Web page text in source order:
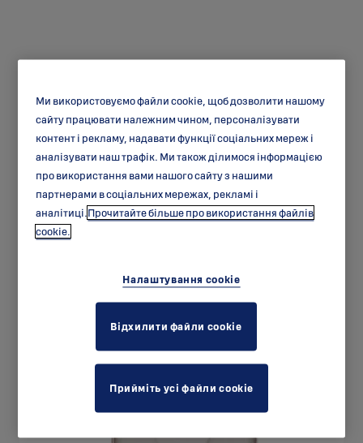
Віконні розетки АБЛОЙ
WF063 та WF153
Ми використовуємо файли cookie, щоб дозволити нашому
сайту працювати належним чином, персоналізувати
контент і рекламу, надавати функції соціальних мереж і
аналізувати наш трафік. Ми також ділимося інформацією
про використання вами нашого сайту з нашими
партнерами в соціальних мережах, рекламі і
аналітиці.Прочитайте більше про використання файлів
cookie.
Налаштування cookie
Відхилити файли cookie
Прийміть усі файли cookie